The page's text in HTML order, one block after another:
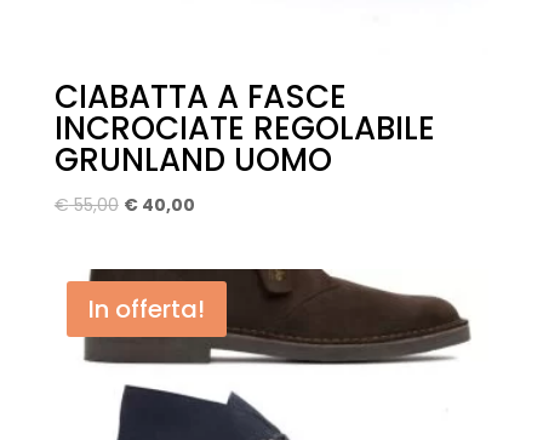
CIABATTA A FASCE
INCROCIATE REGOLABILE
GRUNLAND UOMO
€55,00 Il
era:
€ 55,00.
€40,00Il
è:
€ 40,00.
In offerta!